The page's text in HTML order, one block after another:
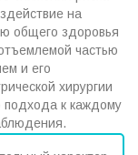
на
общего здоровья
частью
и его
хирургии
подхода к каждому